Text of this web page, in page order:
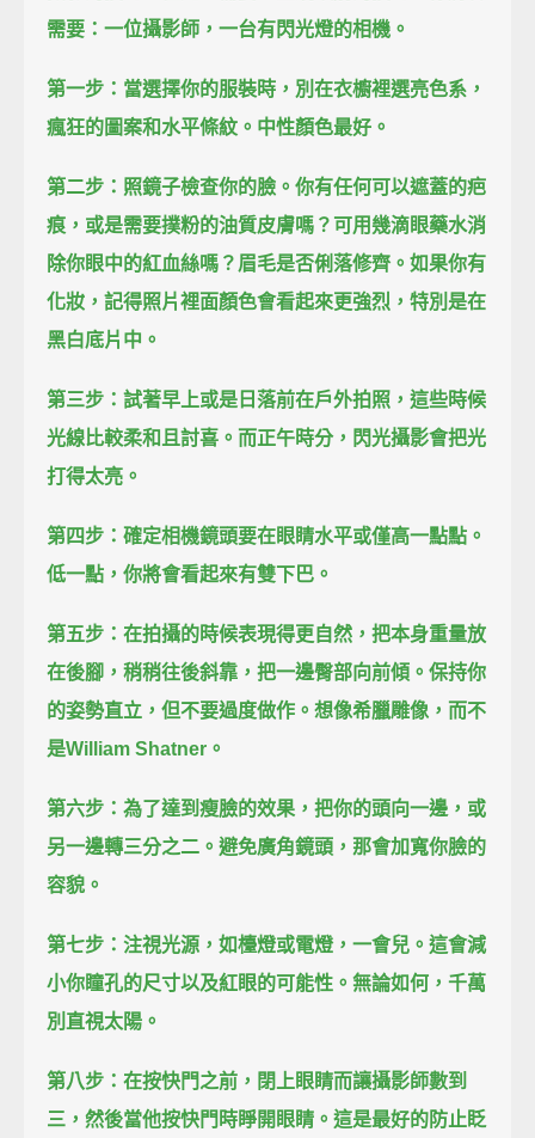
需要：一位攝影師，一台有閃光燈的相機。
第一步：當選擇你的服裝時，別在衣櫥裡選亮色系，
瘋狂的圖案和水平條紋。 中性顏色最好。
第二步：照鏡子檢查你的臉。你有任何可以遮蓋的疤
痕，或是需要撲粉的油質皮膚嗎？ 可用幾滴眼藥水消
除你眼中的紅血絲嗎？ 眉毛是否俐落修齊。如果你有
化妝，記得照片裡面顏色會看起來更強烈，特別是在
黑白底片中。
第三步：試著早上或是日落前在戶外拍照，這些時候
光線比較柔和且討喜。 而正午時分，閃光攝影會把光
打得太亮。
第四步：確定相機鏡頭要在眼睛水平或僅高一點點。
低一點，你將會看起來有雙下巴。
第五步：在拍攝的時候表現得更自然，把本身重量放
在後腳，稍稍往後斜靠，把一邊臀部向前傾。保持你
的姿勢直立，但不要過度做作。想像希臘雕像，而不
是William Shatner。
第六步：為了達到瘦臉的效果，把你的頭向一邊，或
另一邊轉三分之二。避免廣角鏡頭，那會加寬你臉的
容貌。
第七步：注視光源，如檯燈或電燈，一會兒。這會減
小你瞳孔的尺寸以及紅眼的可能性。無論如何，千萬
別直視太陽。
第八步：在按快門之前， 閉上眼睛而讓攝影師數到
三，然後當他按快門時睜開眼睛。這是最好的防止眨